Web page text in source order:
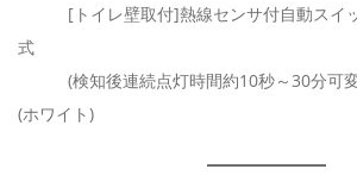
[トイレ壁取付]熱線センサ付自動スイッ
式
(検知後連続点灯時間約10秒～30分可変
(ホワイト)